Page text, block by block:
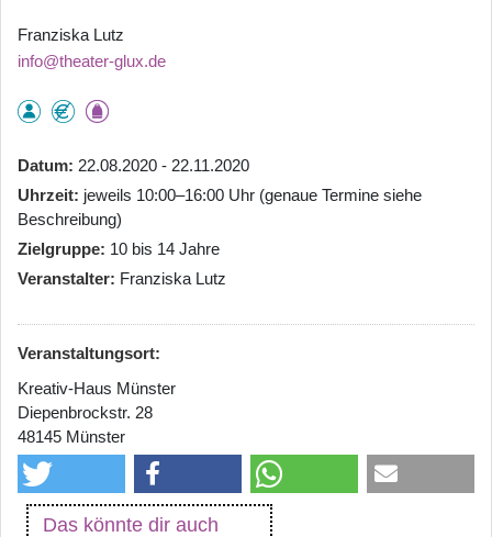
Franziska Lutz
info@theater-glux.de
Datum 22.08.2020 - 22.11.2020
Uhrzeit jeweils 10:00–16:00 Uhr (genaue Termine siehe
Beschreibung)
Zielgruppe 10 bis 14 Jahre
Veranstalter Franziska Lutz
Veranstaltungsort:
Kreativ-Haus Münster
Diepenbrockstr. 28
48145 Münster
Das könnte dir auch